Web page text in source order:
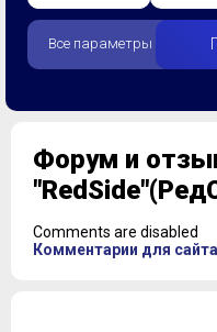
Все параметры
Форум и
Comments are disabled
Комментарии для сайта